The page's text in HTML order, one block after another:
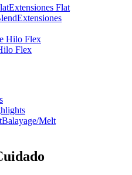
Extensiones Flat
Extensiones
Flex
Balayage/Melt